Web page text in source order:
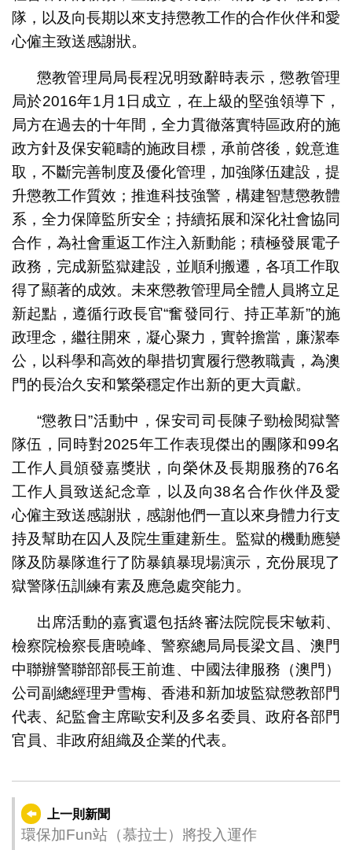
隊，以及向長期以來支持懲教工作的合作伙伴和愛
心僱主致送感謝狀。
懲教管理局局長程况明致辭時表示，懲教管理
局於2016年1月1日成立，在上級的堅強領導下，
局方在過去的十年間，全力貫徹落實特區政府的施
政方針及保安範疇的施政目標，承前啓後，銳意進
取，不斷完善制度及優化管理，加強隊伍建設，提
升懲教工作質效；推進科技強警，構建智慧懲教體
系，全力保障監所安全；持續拓展和深化社會協同
合作，為社會重返工作注入新動能；積極發展電子
政務，完成新監獄建設，並順利搬遷，各項工作取
得了顯著的成效。未來懲教管理局全體人員將立足
新起點，遵循行政長官“奮發同行、持正革新”的施
政理念，繼往開來，凝心聚力，實幹擔當，廉潔奉
公，以科學和高效的舉措切實履行懲教職責，為澳
門的長治久安和繁榮穩定作出新的更大貢獻。
“懲教日”活動中，保安司司長陳子勁檢閱獄警
隊伍，同時對2025年工作表現傑出的團隊和99名
工作人員頒發嘉獎狀，向榮休及長期服務的76名
工作人員致送紀念章，以及向38名合作伙伴及愛
心僱主致送感謝狀，感謝他們一直以來身體力行支
持及幫助在囚人及院生重建新生。監獄的機動應變
隊及防暴隊進行了防暴鎮暴現場演示，充份展現了
獄警隊伍訓練有素及應急處突能力。
出席活動的嘉賓還包括終審法院院長宋敏莉、
檢察院檢察長唐曉峰、警察總局局長梁文昌、澳門
中聯辦警聯部部長王前進、中國法律服務（澳門）
公司副總經理尹雪梅、香港和新加坡監獄懲教部門
代表、紀監會主席歐安利及多名委員、政府各部門
官員、非政府組織及企業的代表。
上一則新聞
環保加Fun站（慕拉士）將投入運作